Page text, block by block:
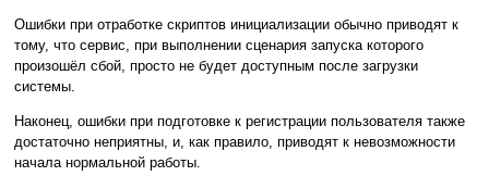
Ошибки при отработке скриптов инициализации обычно приводят к
тому, что сервис, при выполнении сценария запуска которого
произошёл сбой, просто не будет доступным после загрузки
системы.
Наконец, ошибки при подготовке к регистрации пользователя также
достаточно неприятны, и, как правило, приводят к невозможности
начала нормальной работы.